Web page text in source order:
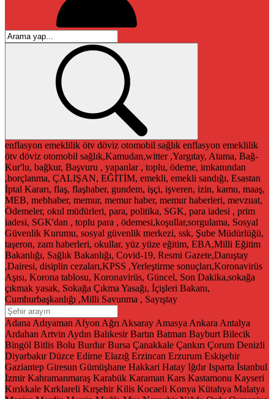
enflasyon emeklilik ötv döviz otomobil sağlık enflasyon emeklilik
ötv döviz otomobil sağlık,Kamudan,witter ,Yargıtay, Atama, Bağ-
Kur'lu, bağkur, Başvuru , yapanlar , toplu, ödeme, imkanından
,borçlanma, ÇALIŞAN, EĞİTİM, emekli, emekli sandığı, Esastan
İptal Kararı, flaş, flaşhaber, gundem, işçi, işveren, izin, kamu, maaş,
MEB, mebhaber, memur, memur haber, memur haberleri, mevzuat,
Ödemeler, okul müdürleri, para, politika, SGK, para iadesi , prim
iadesi, SGK'dan , toplu para , ödemesi,koşullar,sorgulama, Sosyal
Güvenlik Kurumu, sosyal güvenlik merkezi, ssk, Şube Müdürlüğü,
taşeron, zam haberleri, okullar, yüz yüze eğitim, EBA,Milli Eğitim
Bakanlığı, Sağlık Bakanlığı, Covid-19, Resmi Gazete,Danıştay
,Dairesi, disiplin cezaları,KPSS ,Yerleştirme sonuçları,Koronavirüs
Aşısı, Korona tablosu, Koronavirüs, Güncel, Son Dakika,sokağa
çıkmak yasak, Sokağa Çıkma Yasağı, İçişleri Bakanı,
Cumhurbaşkanlığı ,Milli Savunma , Sayıştay
Adana Adıyaman Afyon Ağrı Aksaray Amasya Ankara Antalya
Ardahan Artvin Aydın Balıkesir Bartın Batman Bayburt Bilecik
Bingöl Bitlis Bolu Burdur Bursa Çanakkale Çankırı Çorum Denizli
Diyarbakır Düzce Edirne Elazığ Erzincan Erzurum Eskişehir
Gaziantep Giresun Gümüşhane Hakkari Hatay Iğdır Isparta İstanbul
İzmir Kahramanmaraş Karabük Karaman Kars Kastamonu Kayseri
Kırıkkale Kırklareli Kırşehir Kilis Kocaeli Konya Kütahya Malatya